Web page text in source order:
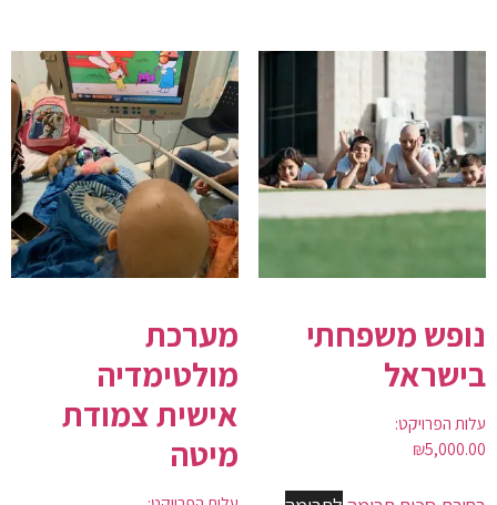
נופש משפחתי
בישראל
עלות הפרויקט:
₪5,000.00
מערכת
מולטימדיה
אישית צמודת
מיטה